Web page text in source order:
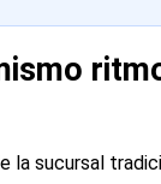
sucursal